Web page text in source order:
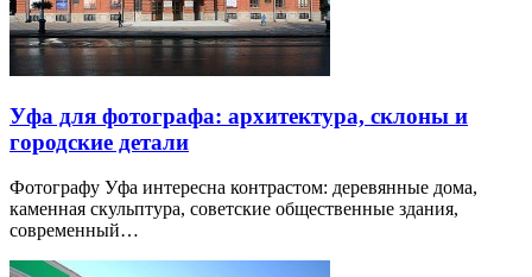
Уфа для фотографа: архитектура, склоны и
городские детали
Фотографу Уфа интересна контрастом: деревянные дома,
каменная скульптура, советские общественные здания,
современный…